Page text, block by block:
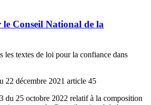
Conseil National de la
les textes de loi pour la confiance dans
22 décembre 2021 article 45
du 25 octobre 2022 relatif à la composition